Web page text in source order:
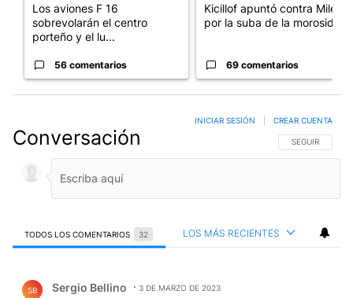
Los aviones F 16
sobrevolarán el centro
porteño y el lu...
56 comentarios
Kicillof apuntó contra Milei
por la suba de la morosida...
69 comentarios
Conversación SIGA ESTA
SEGUIR
INICIAR SESIÓN CREAR CUENTA
TODOS LOS COMENTARIOS 32 LOS MÁS RECIENTES
SB Sergio Bellino 3 DE MARZO DE 2023